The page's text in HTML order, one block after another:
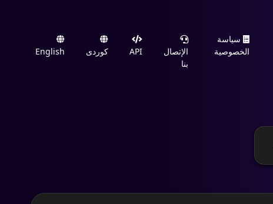
سياسة
الخصوصية
الإتصال
بنا
API کوردی English